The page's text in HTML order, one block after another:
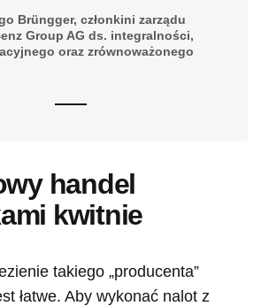
Brüngger, członkini zarządu
Group AG ds. integralności,
oraz zrównoważonego
handel
kwitnie
takiego „producenta”
łatwe. Aby wykonać nalot z